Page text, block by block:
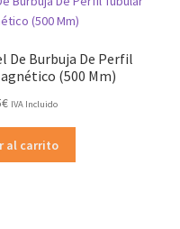
De Burbuja De Perfil
(500 Mm)
€ IVA Incluido
al carrito